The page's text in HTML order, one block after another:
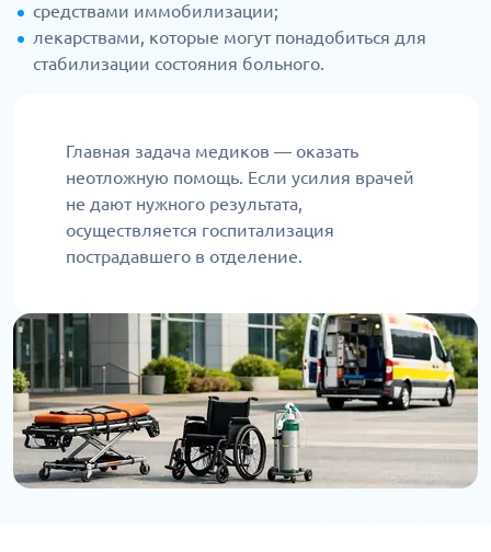
средствами иммобилизации;
лекарствами, которые могут понадобиться для
стабилизации состояния больного.
Главная задача медиков — оказать
неотложную помощь. Если усилия врачей
не дают нужного результата,
осуществляется госпитализация
пострадавшего в отделение.